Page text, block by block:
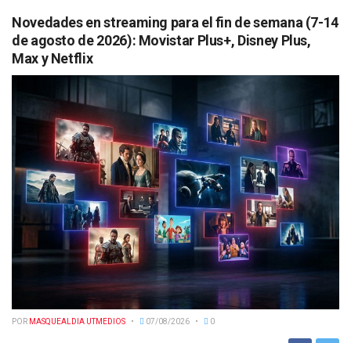
Novedades en streaming para el fin de semana (7-14
de agosto de 2026): Movistar Plus+, Disney Plus,
Max y Netflix
POR MASQUEALDIA UTMEDIOS 07/08/2026 0